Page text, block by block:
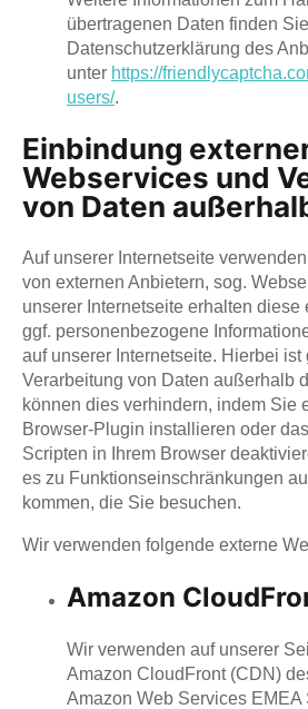
übertragenen Daten finden
Datenschutzerklärung des
unter https://
users/.
Einbindung
Webservices und
von Daten
Auf unserer Internetseite
von externen Anbietern, sog.
unserer Internetseite erhalten diese
ggf. personenbezogene
auf unserer Internetseite. Hierbei ist
Verarbeitung von Daten außerhalb
können dies verhindern, indem Sie
Browser-Plugin installieren oder
Scripten in Ihrem Browser
es zu Funktionseinschränkungen
kommen, die Sie besuchen.
Wir verwenden folgende externe
Amazon
Wir verwenden auf unserer
Amazon CloudFront (CDN)
Amazon Web Services EMEA